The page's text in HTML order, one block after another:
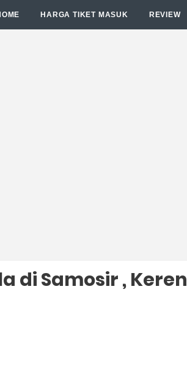
HARGA TIKET MASUK REVIEW
di Samosir , Keren